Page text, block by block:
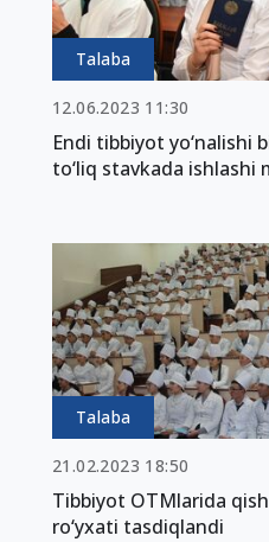
Talaba
12.06.2023 11:30
Endi tibbiyot yo‘nalishi
to‘liq stavkada ishlashi
Talaba
21.02.2023 18:50
Tibbiyot OTMlarida
ro‘yxati tasdiqlandi